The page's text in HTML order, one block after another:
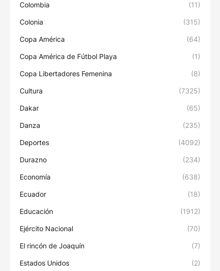
Colombia (11)
Colonia (315)
Copa América (64)
Copa América de Fútbol Playa (1)
Copa Libertadores Femenina (8)
Cultura (7325)
Dakar (65)
Danza (235)
Deportes (4092)
Durazno (234)
Economía (638)
Ecuador (18)
Educación (1912)
Ejército Nacional (70)
El rincón de Joaquín (7)
Estados Unidos (2)